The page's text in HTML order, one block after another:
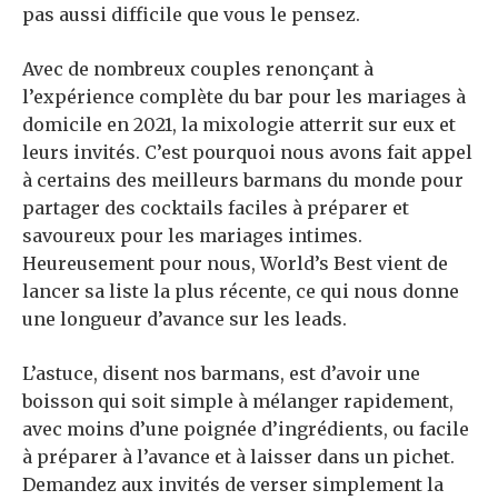
pas aussi difficile que vous le pensez.
Avec de nombreux couples renonçant à
l’expérience complète du bar pour les mariages à
domicile en 2021, la mixologie atterrit sur eux et
leurs invités. C’est pourquoi nous avons fait appel
à certains des meilleurs barmans du monde pour
partager des cocktails faciles à préparer et
savoureux pour les mariages intimes.
Heureusement pour nous, World’s Best vient de
lancer sa liste la plus récente, ce qui nous donne
une longueur d’avance sur les leads.
L’astuce, disent nos barmans, est d’avoir une
boisson qui soit simple à mélanger rapidement,
avec moins d’une poignée d’ingrédients, ou facile
à préparer à l’avance et à laisser dans un pichet.
Demandez aux invités de verser simplement la